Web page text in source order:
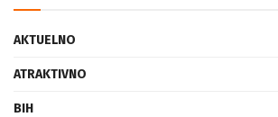
AKTUELNO
ATRAKTIVNO
BIH